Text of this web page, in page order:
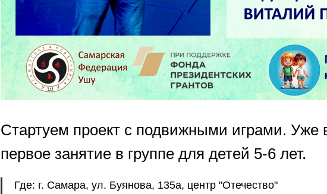
Стартуем проект с подвижными играми. Уже
первое занятие в группе для детей 5-6 лет.
Где: г. Самара, ул. Буянова, 135а, центр "Отечество"